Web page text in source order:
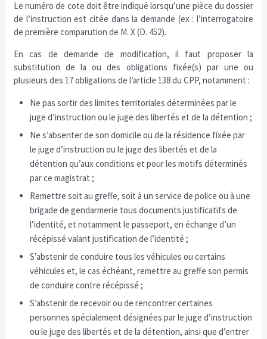
Le numéro de cote doit être indiqué lorsqu’une pièce du dossier
de l’instruction est citée dans la demande (ex : l’interrogatoire
de première comparution de M. X (D. 452).
En cas de demande de modification, il faut proposer la
substitution de la ou des obligations fixée(s) par une ou
plusieurs des 17 obligations de l’article 138 du CPP, notamment :
Ne pas sortir des limites territoriales déterminées par le
juge d’instruction ou le juge des libertés et de la détention ;
Ne s’absenter de son domicile ou de la résidence fixée par
le juge d’instruction ou le juge des libertés et de la
détention qu’aux conditions et pour les motifs déterminés
par ce magistrat ;
Remettre soit au greffe, soit à un service de police ou à une
brigade de gendarmerie tous documents justificatifs de
l’identité, et notamment le passeport, en échange d’un
récépissé valant justification de l’identité ;
S’abstenir de conduire tous les véhicules ou certains
véhicules et, le cas échéant, remettre au greffe son permis
de conduire contre récépissé ;
S’abstenir de recevoir ou de rencontrer certaines
personnes spécialement désignées par le juge d’instruction
ou le juge des libertés et de la détention, ainsi que d’entrer